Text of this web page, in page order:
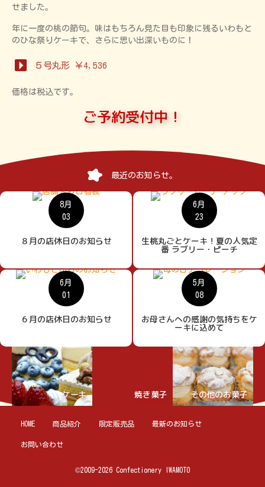
せました。
年に一度の桃の節句。味はもちろん見た目も印象に残るいわもと
のひな祭りケーキで、さらに思い出深いものに！
５号丸形 ￥4,536
価格は税込です。
ご予約受付中！
最近のお知らせ。
8月
03
８月の店休日のお知らせ
6月
23
生桃丸ごとケーキ！夏の人気定
番 ラブリー・ピーチ
6月
01
６月の店休日のお知らせ
5月
08
お母さんへの感謝の気持ちをケ
ーキに込めて
ケーキ 焼き菓子 その他のお菓子
HOME 商品紹介 限定販売品 最新のお知らせ
お問い合わせ
©2009-2026 Confectionery IWAMOTO